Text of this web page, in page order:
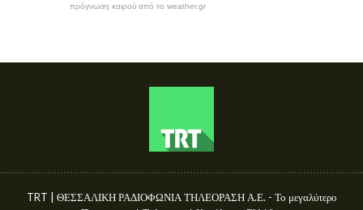
πρόγνωση καιρού από το weather.gr
TRT | ΘΕΣΣΑΛΙΚΗ ΡΑΔΙΟΦΩΝΙΑ ΤΗΛΕΟΡΑΣΗ Α.Ε. - Το μεγαλύτερο